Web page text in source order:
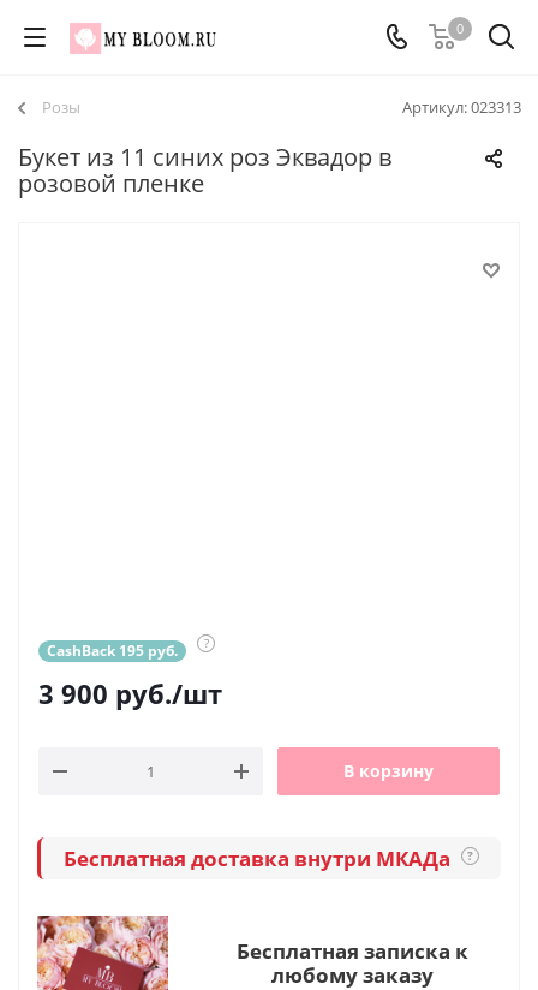
0
Артикул:023313
Розы
Букет из 11 синих роз Эквадор в
розовой пленке
CashBack 195 руб. ?
3 900 руб./шт
В корзину
Бесплатная доставка внутри МКАДа ?
Бесплатная записка к
любому заказу